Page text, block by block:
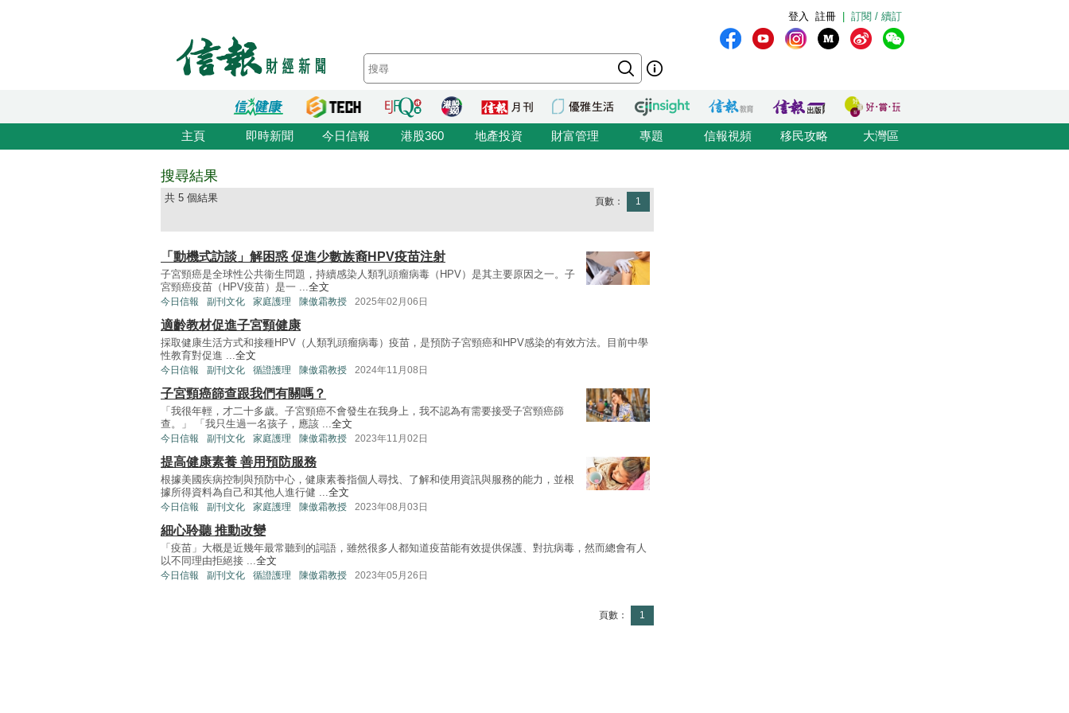
訂閱 / 續訂
註冊
登入
主頁 即時新聞 今日信報 港股360 地產投資 財富管理 專題 信報視頻 移民攻略 大灣區
搜尋結果
共 5 個結果 頁數： 1
「動機式訪談」解困惑 促進少數族裔HPV疫苗注射
子宮頸癌是全球性公共衞生問題，持續感染人類乳頭瘤病毒（HPV）是其主要原因之一。子
宮頸癌疫苗（HPV疫苗）是一 ...全文
今日信報 副刊文化 家庭護理 陳傲霜教授 2025年02月06日
適齡教材促進子宮頸健康
採取健康生活方式和接種HPV（人類乳頭瘤病毒）疫苗，是預防子宮頸癌和HPV感染的有效方法。目前中學
性教育對促進 ...全文
今日信報 副刊文化 循證護理 陳傲霜教授 2024年11月08日
子宮頸癌篩查跟我們有關嗎？
「我很年輕，才二十多歲。子宮頸癌不會發生在我身上，我不認為有需要接受子宮頸癌篩
查。」 「我只生過一名孩子，應該 ...全文
今日信報 副刊文化 家庭護理 陳傲霜教授 2023年11月02日
提高健康素養 善用預防服務
根據美國疾病控制與預防中心，健康素養指個人尋找、了解和使用資訊與服務的能力，並根
據所得資料為自己和其他人進行健 ...全文
今日信報 副刊文化 家庭護理 陳傲霜教授 2023年08月03日
細心聆聽 推動改變
「疫苗」大概是近幾年最常聽到的詞語，雖然很多人都知道疫苗能有效提供保護、對抗病毒，然而總會有人
以不同理由拒絕接 ...全文
今日信報 副刊文化 循證護理 陳傲霜教授 2023年05月26日
頁數： 1